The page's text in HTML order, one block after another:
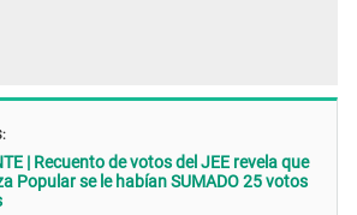
| Recuento de votos del JEE revela que
Popular se le habían SUMADO 25 votos